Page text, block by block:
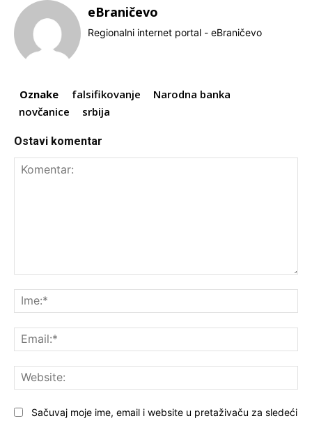
eBraničevo
Regionalni internet portal - eBraničevo
Oznake falsifikovanje
Narodna banka
novčanice
srbija
Ostavi komentar
Sačuvaj moje ime, email i website u pretaživaču za sledeći